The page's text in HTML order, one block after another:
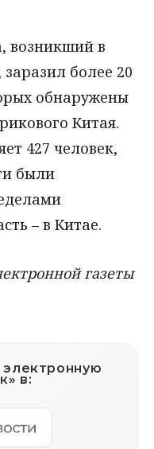
возникший в
более 20
обнаружены
Китая.
427 человек,
были
– в Китае.
газеты
в: